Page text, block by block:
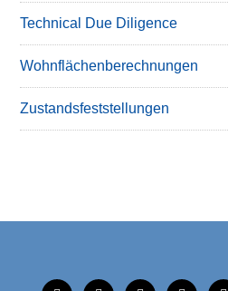
Technical Due Diligence
Wohnflächenberechnungen
Zustandsfeststellungen